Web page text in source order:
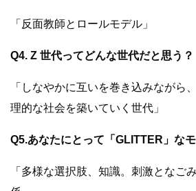
「反面教師とロールモデル」
Q4. Z 世代ってどんな世代だと思う？
「しなやかに互いを巻き込みながら
理的な社会を築いていく世代」
Q5.あなたにとって「GLITTER」な
「多様な選択肢、知識。刺激となご